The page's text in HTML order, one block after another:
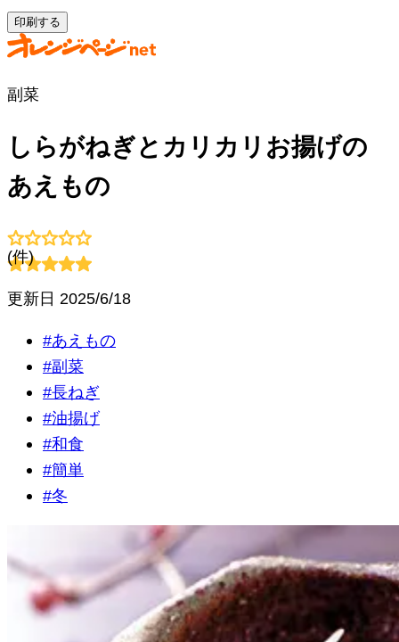
印刷する
副菜
しらがねぎとカリカリお揚げの
あえもの
(件)
更新日 2025/6/18
#あえもの
#副菜
#長ねぎ
#油揚げ
#和食
#簡単
#冬